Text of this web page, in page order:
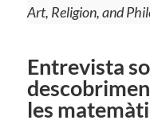
Art, Religion, and
Entrevista
les